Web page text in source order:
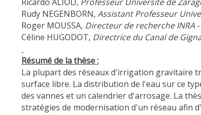
Rudy NEGENBORN, Assistant Professeur
Roger MOUSSA, Directeur de recherche INRA
Céline HUGODOT, Directrice du Canal de
Résumé de la thèse :
La plupart des réseaux d'irrigation gravitaire
surface libre. La distribution de l'eau sur ce
des vannes et un calendrier d'arrosage. La
stratégies de modernisation d'un réseau afin